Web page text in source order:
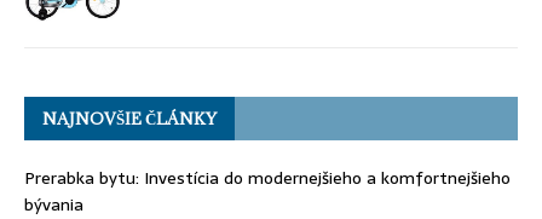
NAJNOVŠIE ČLÁNKY
Prerabka bytu: Investícia do modernejšieho a komfortnejšieho
bývania